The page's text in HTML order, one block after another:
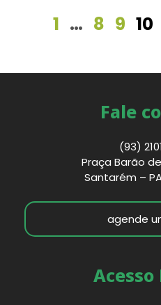
1 … 8 9 10
Fale
(93)
Praça Barão
Santarém –
agende
Acesso